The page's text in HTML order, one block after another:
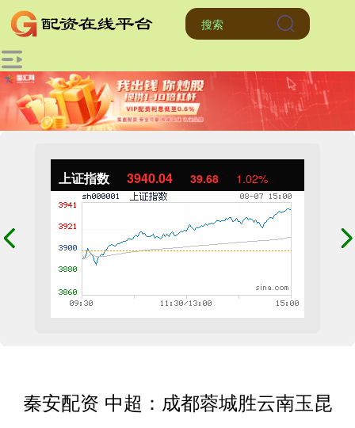
上证指数 3940.04 39.68 1.02%
秦安配资 中超：成都蓉城胜云南玉昆